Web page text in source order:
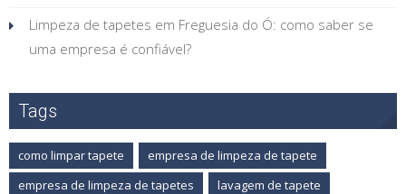
Limpeza de tapetes em Freguesia do Ó: como saber se
uma empresa é confiável?
Tags
como limpar tapete
empresa de limpeza de tapete
empresa de limpeza de tapetes
lavagem de tapete